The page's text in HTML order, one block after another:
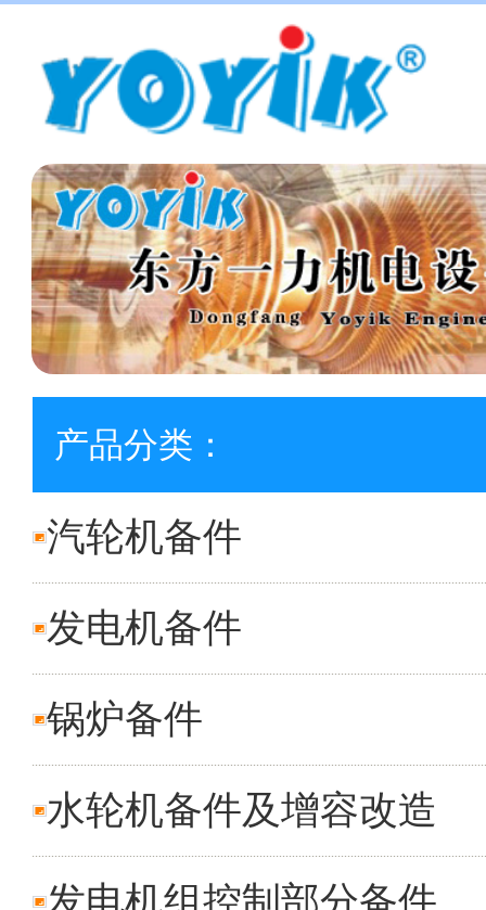
产品分类：
汽轮机备件
发电机备件
锅炉备件
水轮机备件及增容改造